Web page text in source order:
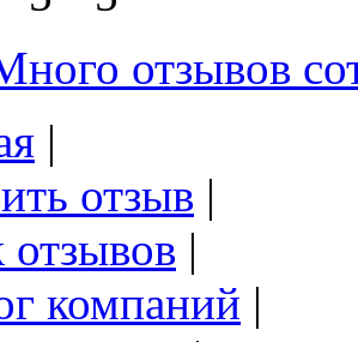
отзывов
|
отзыв |
|
компаний |